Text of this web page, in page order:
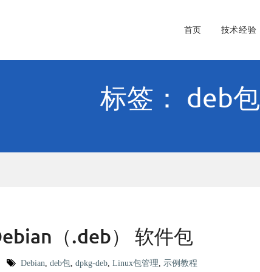
首页 技术经验
标签： deb包
（.deb） 软件包
Debian, deb包, dpkg-deb, Linux包管理, 示例教程